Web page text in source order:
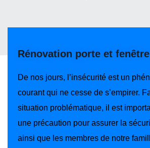
Rénovation porte et
De nos jours, l’insécurité est un
courant qui ne cesse de s’empirer.
situation problématique, il est
une précaution pour assurer la
ainsi que les membres de notre